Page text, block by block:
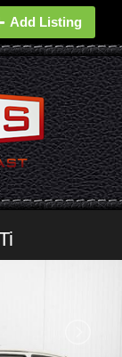
Add Listing